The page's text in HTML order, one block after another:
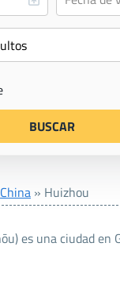
China » Huizhou
es una ciudad en